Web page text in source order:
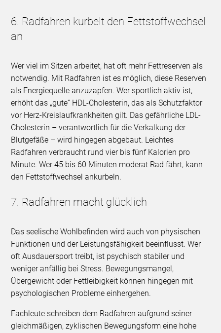
6. Radfahren kurbelt den Fettstoffwechsel
an
Wer viel im Sitzen arbeitet, hat oft mehr Fettreserven als
notwendig. Mit Radfahren ist es möglich, diese Reserven
als Energiequelle anzuzapfen. Wer sportlich aktiv ist,
erhöht das „gute“ HDL-Cholesterin, das als Schutzfaktor
vor Herz-Kreislaufkrankheiten gilt. Das gefährliche LDL-
Cholesterin – verantwortlich für die Verkalkung der
Blutgefäße – wird hingegen abgebaut. Leichtes
Radfahren verbraucht rund vier bis fünf Kalorien pro
Minute. Wer 45 bis 60 Minuten moderat Rad fährt, kann
den Fettstoffwechsel ankurbeln.
7. Radfahren macht glücklich
Das seelische Wohlbefinden wird auch von physischen
Funktionen und der Leistungsfähigkeit beeinflusst. Wer
oft Ausdauersport treibt, ist psychisch stabiler und
weniger anfällig bei Stress. Bewegungsmangel,
Übergewicht oder Fettleibigkeit können hingegen mit
psychologischen Probleme einhergehen.
Fachleute schreiben dem Radfahren aufgrund seiner
gleichmäßigen, zyklischen Bewegungsform eine hohe